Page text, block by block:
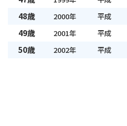
48歳 2000年 平成
49歳 2001年 平成
50歳 2002年 平成